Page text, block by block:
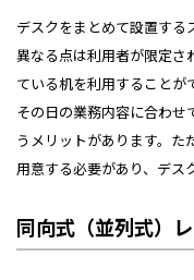
デスクをまとめて設置する
異なる点は利用者が限定さ
ている机を利用することが
その日の業務内容に合わせ
うメリットがあります。
用意する必要があり、デス
同向式（並列式）